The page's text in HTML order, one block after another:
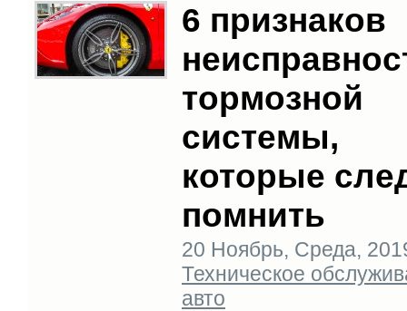
6 признаков
тормозной
системы,
которые
помнить
20 Ноябрь, Среда,
Техническое
авто